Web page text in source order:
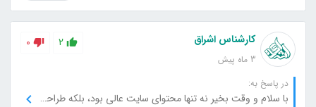
کارشناس اشراق
3 ماه پیش
2
0
در پاسخ به:
با سلام و وقت بخیر نه تنها محتوای سایت عالی بود، بلکه طراحی سایت هم خیلی کاربرپسند و جذاب بود. دسترسی به مطالب خیلی راحت بود و از نظر گرافیکی هم عالی کار شده. این تجربه کاربری فوق‌العاده‌ای بود.